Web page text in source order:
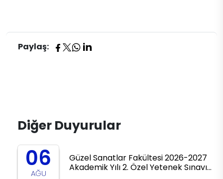
Paylaş:
Diğer Duyurular
06
AĞU
Güzel Sanatlar Fakültesi 2026-2027
Akademik Yılı 2. Özel Yetenek Sınavı…